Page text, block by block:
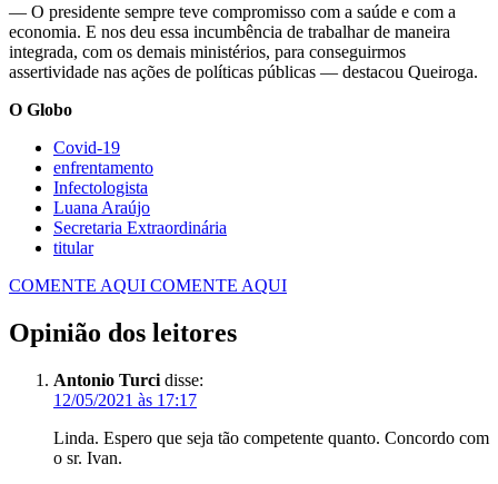
— O presidente sempre teve compromisso com a saúde e com a
economia. E nos deu essa incumbência de trabalhar de maneira
integrada, com os demais ministérios, para conseguirmos
assertividade nas ações de políticas públicas — destacou Queiroga.
O Globo
Covid-19
enfrentamento
Infectologista
Luana Araújo
Secretaria Extraordinária
titular
COMENTE AQUI COMENTE AQUI
Opinião dos leitores
Antonio Turci disse:
12/05/2021 às 17:17
Linda. Espero que seja tão competente quanto. Concordo com
o sr. Ivan.